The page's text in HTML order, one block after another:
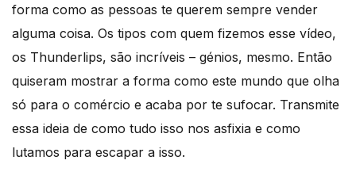
forma como as pessoas te querem sempre vender
alguma coisa. Os tipos com quem fizemos esse vídeo,
os Thunderlips, são incríveis – génios, mesmo. Então
quiseram mostrar a forma como este mundo que olha
só para o comércio e acaba por te sufocar. Transmite
essa ideia de como tudo isso nos asfixia e como
lutamos para escapar a isso.